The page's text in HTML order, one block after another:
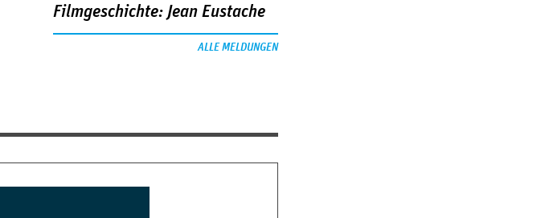
Filmgeschichte: Jean Eustache
ALLE MELDUNGEN